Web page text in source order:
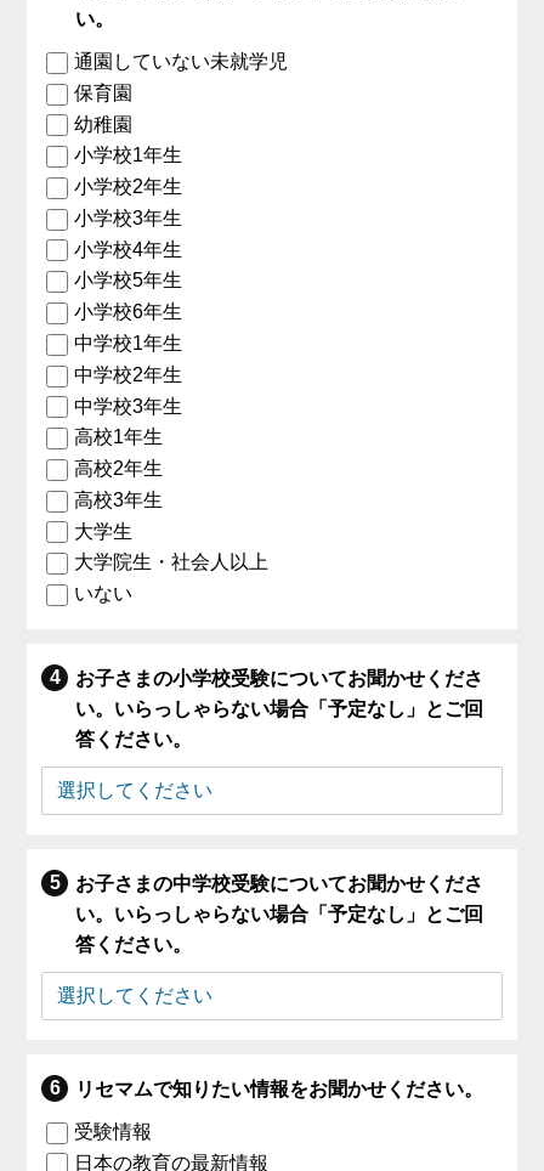
い。
通園していない未就学児
保育園
幼稚園
小学校1年生
小学校2年生
小学校3年生
小学校4年生
小学校5年生
小学校6年生
中学校1年生
中学校2年生
中学校3年生
高校1年生
高校2年生
高校3年生
大学生
大学院生・社会人以上
いない
お子さまの小学校受験についてお聞かせくださ
い。いらっしゃらない場合「予定なし」とご回
答ください。
お子さまの中学校受験についてお聞かせくださ
い。いらっしゃらない場合「予定なし」とご回
答ください。
リセマムで知りたい情報をお聞かせください。
受験情報
日本の教育の最新情報